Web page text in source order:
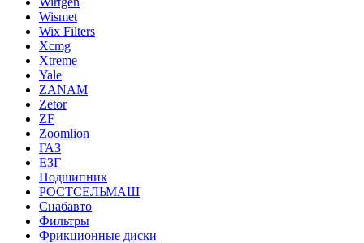
Wismet
Wix Filters
Xcmg
Xtreme
Yale
ZANAM
Zetor
ZF
Zoomlion
ГАЗ
ЕЗГ
Подшипник
РОСТСЕЛЬМАШ
Снабавто
Фильтры
Фрикционные диски